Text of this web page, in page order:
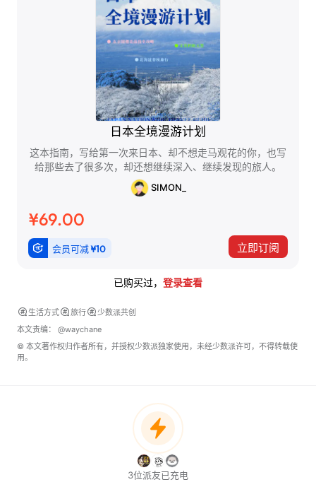
日本全境漫游计划
这本指南，写给第一次来日本、却不想走马观花的你，也写
给那些去了很多次，却还想继续深入、继续发现的旅人。
SIMON_
¥69.00
会员可减¥10 立即订阅
已购买过， 登录查看
生活方式 旅行
少数派共创
本文责编： @waychane
© 本文著作权归作者所有，并授权少数派独家使用，未经少数派许可，不得转载使
用。
3位派友已充电